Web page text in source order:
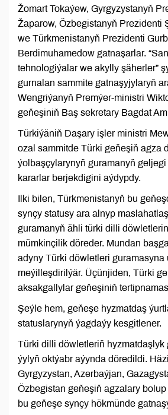
Žomart Tokaýew, Gyrgyzystanyň
Žaparow, Özbegistanyň Prezidenti
we Türkmenistanyň Prezidenti
Berdimuhamedow gatnaşarlar.
tehnologiýalar we akylly şäherler”
gurnalan sammite gatnaşyjylaryň
Wengriýanyň Premýer-ministri
geňeşiniň Baş sekretary Bagdat
Türkiýäniň Daşary işler ministri
ozal sammitde Türki geňeşiň agza
ýolbaşçylarynyň guramanyň
kararlar berjekdigini aýdypdy.
Ilki bilen, Türkmenistanyň bu
synçy statusy ara alnyp
guramanyň ähli türki dilli
mümkinçilik döreder. Mundan
adyny Türki döwletleri guramasyna
meýilleşdirilýär. Üçünjiden, Türki
aksakgallylar geňeşiniň
Şeýle hem, geňeşe hyzmatdaş
statuslarynyň ýagdaýy kesgitlener.
Türki dilli döwletleriň hyzmatdaşlyk
ýylyň oktýabr aýynda döredildi.
Gyrgyzystan, Azerbaýjan,
Özbegistan geňeşiň agzalary
bu geňeşe synçy hökmünde